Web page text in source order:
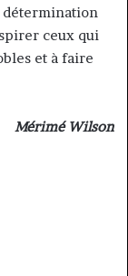
détermination
ceux qui
et à faire
Mérimé Wilson